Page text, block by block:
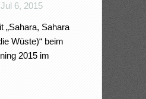
6, 2015
„Sahara, Sahara
Wüste)“ beim
2015 im